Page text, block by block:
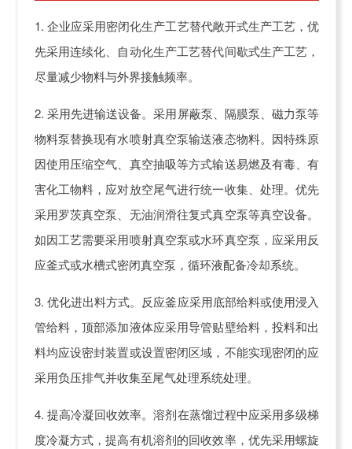
1. 企业应采用密闭化生产工艺替代敞开式生产工艺，优
先采用连续化、自动化生产工艺替代间歇式生产工艺，
尽量减少物料与外界接触频率。
2. 采用先进输送设备。采用屏蔽泵、隔膜泵、磁力泵等
物料泵替换现有水喷射真空泵输送液态物料。因特殊原
因使用压缩空气、真空抽吸等方式输送易燃及有毒、有
害化工物料，应对放空尾气进行统一收集、处理。优先
采用罗茨真空泵、无油润滑往复式真空泵等真空设备。
如因工艺需要采用喷射真空泵或水环真空泵，应采用反
应釜式或水槽式密闭真空泵，循环液配备冷却系统。
3. 优化进出料方式。反应釜应采用底部给料或使用浸入
管给料，顶部添加液体应采用导管贴壁给料，投料和出
料均应设密封装置或设置密闭区域，不能实现密闭的应
采用负压排气并收集至尾气处理系统处理。
4. 提高冷凝回收效率。溶剂在蒸馏过程中应采用多级梯
度冷凝方式，提高有机溶剂的回收效率，优先采用螺旋